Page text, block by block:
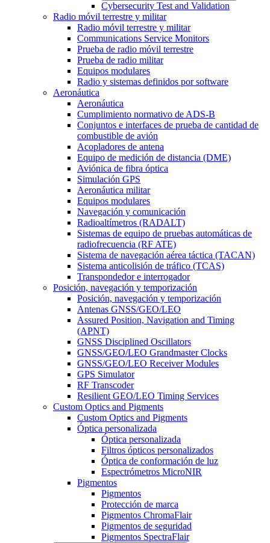
Cybersecurity Test and Validation
Radio móvil terrestre y militar
Radio móvil terrestre y militar
Communications Service Monitors
Prueba de radio móvil terrestre
Prueba de radio militar
Equipos modulares
Radio y sistemas definidos por software
Aeronáutica
Aeronáutica
Cumplimiento normativo de ADS-B
Conjuntos e interfaces de prueba de cantidad de
combustible de avión
Acopladores de antena
Equipo de medición de distancia (DME)
Aviónica de fibra óptica
Simulación GPS
Aeronáutica militar
Equipos modulares
Navegación y comunicación
Radioaltímetros (RADALT)
Sistemas de equipo de pruebas automáticas de
radiofrecuencia (RF ATE)
Sistema de navegación aérea táctica (TACAN)
Sistema anticolisión de tráfico (TCAS)
Transpondedor e interrogador
Posición, navegación y temporización
Posición, navegación y temporización
Antenas GNSS/GEO/LEO
Assured Position, Navigation and Timing
(APNT)
GNSS Disciplined Oscillators
GNSS/GEO/LEO Grandmaster Clocks
GNSS/GEO/LEO Receiver Modules
GPS Simulator
RF Transcoder
Resilient GEO/LEO Timing Services
Custom Optics and Pigments
Custom Optics and Pigments
Óptica personalizada
Óptica personalizada
Filtros ópticos personalizados
Óptica de conformación de luz
Espectrómetros MicroNIR
Pigmentos
Pigmentos
Protección de marca
Pigmentos ChromaFlair
Pigmentos de seguridad
Pigmentos SpectraFlair